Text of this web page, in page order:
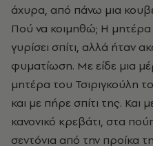
άχυρα, από πάνω μια
Πού να κοιμηθώ; Η μητέρα
γυρίσει σπίτι, αλλά ήταν
φυματίωση. Με είδε μια
μητέρα του Τσιριγκούλη
και με πήρε σπίτι της. Και
κανονικό κρεβάτι, στα
σεντόνια από την προίκα